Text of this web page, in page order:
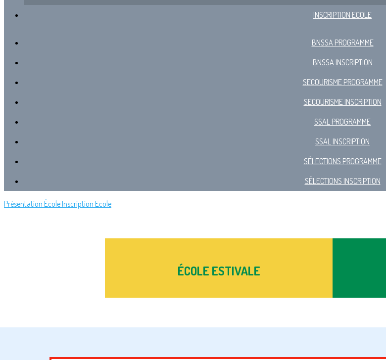
INSCRIPTION ECOLE
BNSSA PROGRAMME
BNSSA INSCRIPTION
SECOURISME PROGRAMME
SECOURISME INSCRIPTION
SSAL PROGRAMME
SSAL INSCRIPTION
SÉLECTIONS PROGRAMME
SÉLECTIONS INSCRIPTION
Présentation ÉcoleInscription Ecole
ÉCOLE ESTIVALE